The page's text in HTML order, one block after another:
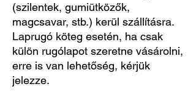
(szilentek, gumiütközők,
magcsavar, stb.) kerül szállításra.
Laprugó köteg esetén, ha csak
külön rugólapot szeretne vásárolni,
erre is van lehetőség, kérjük
jelezze.